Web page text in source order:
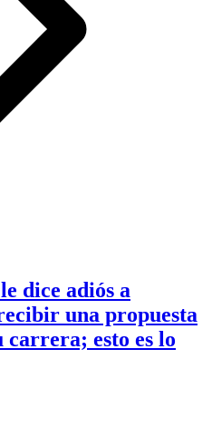
dice adiós a
una propuesta
esto es lo